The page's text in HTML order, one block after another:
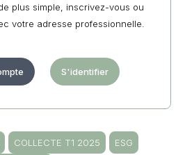
plus simple, inscrivez-vous ou
votre adresse professionnelle.
S'identifier
COLLECTE T1 2025
ESG